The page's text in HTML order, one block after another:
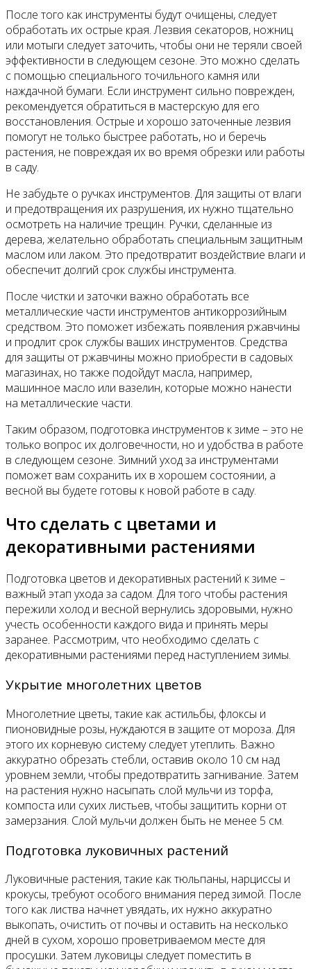
После того как инструменты будут очищены, следует
обработать их острые края. Лезвия секаторов, ножниц
или мотыги следует заточить, чтобы они не теряли своей
эффективности в следующем сезоне. Это можно сделать
с помощью специального точильного камня или
наждачной бумаги. Если инструмент сильно поврежден,
рекомендуется обратиться в мастерскую для его
восстановления. Острые и хорошо заточенные лезвия
помогут не только быстрее работать, но и беречь
растения, не повреждая их во время обрезки или работы
в саду.
Не забудьте о ручках инструментов. Для защиты от влаги
и предотвращения их разрушения, их нужно тщательно
осмотреть на наличие трещин. Ручки, сделанные из
дерева, желательно обработать специальным защитным
маслом или лаком. Это предотвратит воздействие влаги и
обеспечит долгий срок службы инструмента.
После чистки и заточки важно обработать все
металлические части инструментов антикоррозийным
средством. Это поможет избежать появления ржавчины
и продлит срок службы ваших инструментов. Средства
для защиты от ржавчины можно приобрести в садовых
магазинах, но также подойдут масла, например,
машинное масло или вазелин, которые можно нанести
на металлические части.
Таким образом, подготовка инструментов к зиме – это не
только вопрос их долговечности, но и удобства в работе
в следующем сезоне. Зимний уход за инструментами
поможет вам сохранить их в хорошем состоянии, а
весной вы будете готовы к новой работе в саду.
Что сделать с цветами и
декоративными растениями
Подготовка цветов и декоративных растений к зиме –
важный этап ухода за садом. Для того чтобы растения
пережили холод и весной вернулись здоровыми, нужно
учесть особенности каждого вида и принять меры
заранее. Рассмотрим, что необходимо сделать с
декоративными растениями перед наступлением зимы.
Укрытие многолетних цветов
Многолетние цветы, такие как астильбы, флоксы и
пионовидные розы, нуждаются в защите от мороза. Для
этого их корневую систему следует утеплить. Важно
аккуратно обрезать стебли, оставив около 10 см над
уровнем земли, чтобы предотвратить загнивание. Затем
на растения нужно насыпать слой мульчи из торфа,
компоста или сухих листьев, чтобы защитить корни от
замерзания. Слой мульчи должен быть не менее 5 см.
Подготовка луковичных растений
Луковичные растения, такие как тюльпаны, нарциссы и
крокусы, требуют особого внимания перед зимой. После
того как листва начнет увядать, их нужно аккуратно
выкопать, очистить от почвы и оставить на несколько
дней в сухом, хорошо проветриваемом месте для
просушки. Затем луковицы следует поместить в